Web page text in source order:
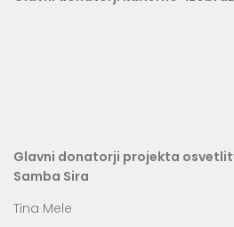
Glavni donatorji projekta
Samba Sira
Tina Mele